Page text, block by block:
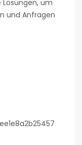
um
und Anfragen